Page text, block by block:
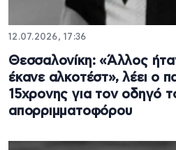
12.07.2026, 17:36
Θεσσαλονίκη: «Άλλος
έκανε αλκοτέστ», λέει ο
15χρονης για τον οδηγό
απορριμματοφόρου